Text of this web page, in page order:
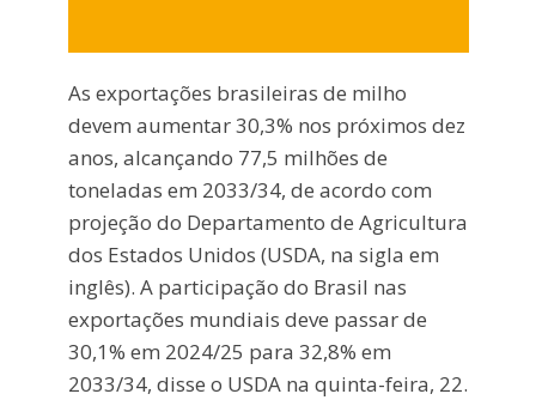
As exportações brasileiras de milho
devem aumentar 30,3% nos próximos dez
anos, alcançando 77,5 milhões de
toneladas em 2033/34, de acordo com
projeção do Departamento de Agricultura
dos Estados Unidos (USDA, na sigla em
inglês). A participação do Brasil nas
exportações mundiais deve passar de
30,1% em 2024/25 para 32,8% em
2033/34, disse o USDA na quinta-feira, 22.